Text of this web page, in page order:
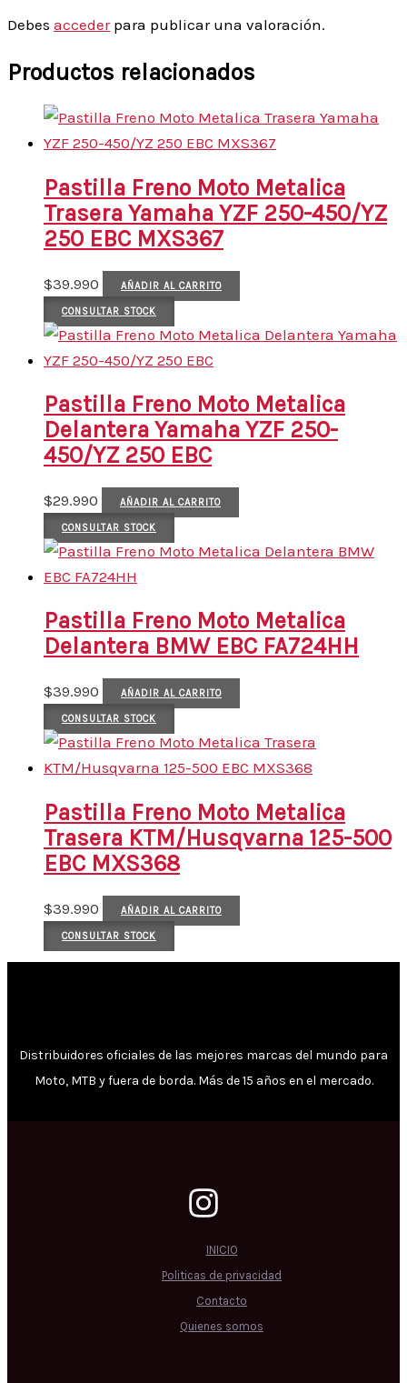
Debes accederpara publicar una valoración.
Productos relacionados
Pastilla Freno Moto Metalica
Trasera Yamaha YZF 250-450/YZ
250 EBC MXS367
$39.990 AÑADIR AL CARRITO
CONSULTAR STOCK
Pastilla Freno Moto Metalica
Delantera Yamaha YZF 250-
450/YZ 250 EBC
$29.990 AÑADIR AL CARRITO
CONSULTAR STOCK
Pastilla Freno Moto Metalica
Delantera BMW EBC FA724HH
$39.990 AÑADIR AL CARRITO
CONSULTAR STOCK
Pastilla Freno Moto Metalica
Trasera KTM/Husqvarna 125-500
EBC MXS368
$39.990 AÑADIR AL CARRITO
CONSULTAR STOCK
Distribuidores oficiales de las mejores marcas del mundo para
Moto, MTB y fuera de borda. Más de 15 años en el mercado.
INICIO
Politicas de privacidad
Contacto
Quienes somos